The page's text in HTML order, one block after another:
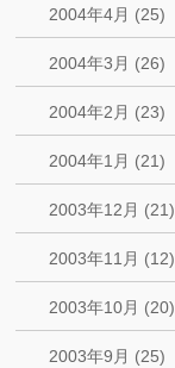
2004年4月 (25)
2004年3月 (26)
2004年2月 (23)
2004年1月 (21)
2003年12月 (21)
2003年11月 (12)
2003年10月 (20)
2003年9月 (25)